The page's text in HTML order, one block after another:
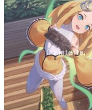
Eikö
Tilauksen
Uutiskirje
EN
0,00€ 0 tuotetta